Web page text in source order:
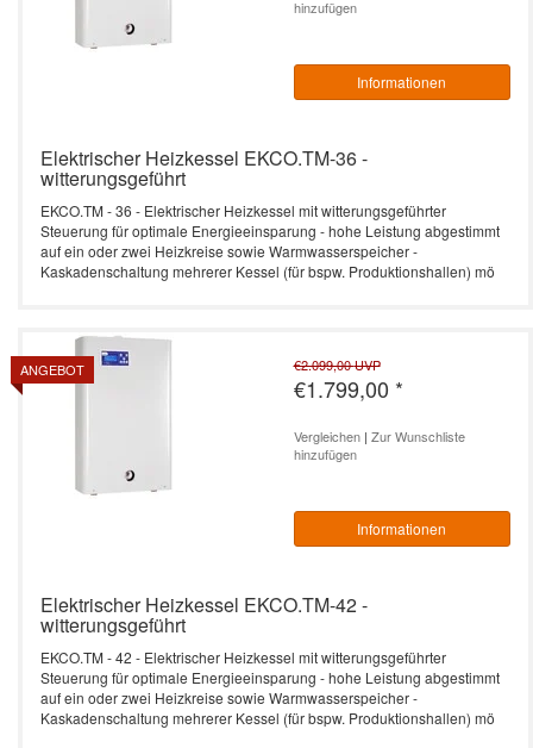
hinzufügen
Informationen
Elektrischer Heizkessel EKCO.TM-36 -
witterungsgeführt
EKCO.TM - 36 - Elektrischer Heizkessel mit witterungsgeführter
Steuerung für optimale Energieeinsparung - hohe Leistung abgestimmt
auf ein oder zwei Heizkreise sowie Warmwasserspeicher -
Kaskadenschaltung mehrerer Kessel (für bspw. Produktionshallen) mö
ANGEBOT €2.099,00UVP
€1.799,00 *
Vergleichen| Zur Wunschliste
hinzufügen
Informationen
Elektrischer Heizkessel EKCO.TM-42 -
witterungsgeführt
EKCO.TM - 42 - Elektrischer Heizkessel mit witterungsgeführter
Steuerung für optimale Energieeinsparung - hohe Leistung abgestimmt
auf ein oder zwei Heizkreise sowie Warmwasserspeicher -
Kaskadenschaltung mehrerer Kessel (für bspw. Produktionshallen) mö